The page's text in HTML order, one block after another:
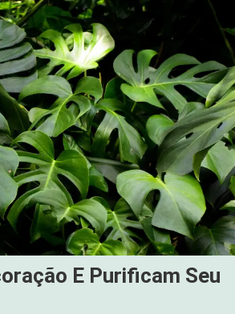
E Purificam Seu